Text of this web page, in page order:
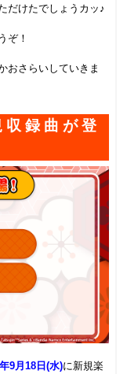
だけたでしょうカッ♪
ぞ！
おさらいしていきま
録曲が登
9月18日(水)に新規楽